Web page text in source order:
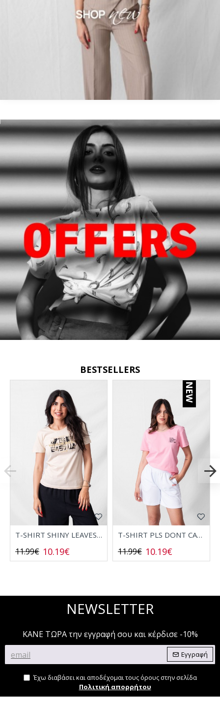
BESTSELLERS
T-SHIRT SHINY LEAVES 2532006
10.19€
11.99€
NEW
T-SHIRT PLS DONT CALL 2532008
10.19€
11.99€
NEWSLETTER
ΚΑΝΕ ΤΩΡΑ την εγγραφή σου και κέρδισε -10%
Εγγραφή
Έχω διαβάσει και αποδέχομαι τους όρους στην σελίδα
Πολιτική απορρήτου